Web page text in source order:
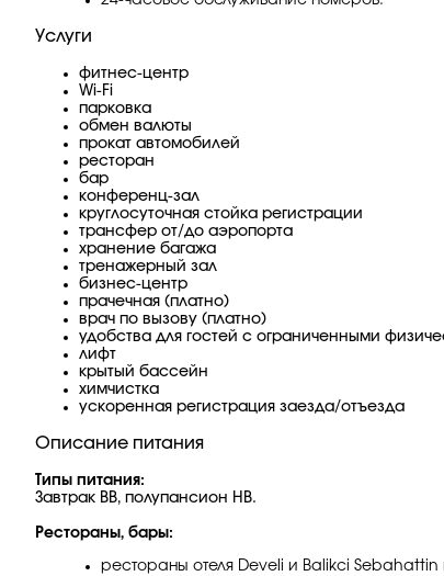
Услуги
фитнес-центр
Wi-Fi
парковка
обмен валюты
прокат автомобилей
ресторан
бар
конференц-зал
круглосуточная стойка регистрации
трансфер от/до аэропорта
хранение багажа
тренажерный зал
бизнес-центр
прачечная (платно)
врач по вызову (платно)
удобства для гостей с ограниченными
лифт
крытый бассейн
химчистка
ускоренная регистрация заезда/отъезда
Описание питания
Типы питания:
Завтрак ВВ, полупансион НВ.
Рестораны, бары:
рестораны отеля Develi и Balikci